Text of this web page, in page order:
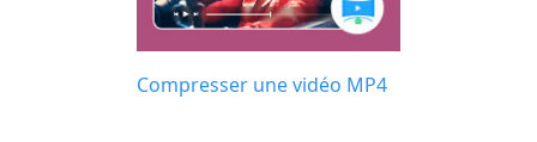
Compresser une vidéo MP4